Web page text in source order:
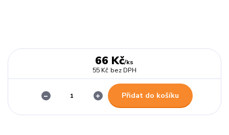
66 Kč/ks
55 Kč bez DPH
Přidat do košíku